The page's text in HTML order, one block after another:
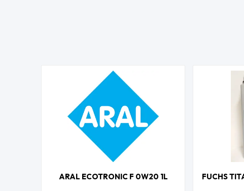
ARAL ECOTRONIC F 0W20 1L FUCHS